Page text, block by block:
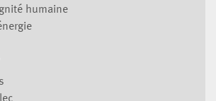
humaine